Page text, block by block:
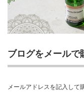
ブログをメールで
メールアドレスを記入して